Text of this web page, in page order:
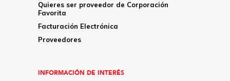
Quieres ser proveedor de Corporación
Favorita
Facturación Electrónica
Proveedores
INFORMACIÓN DE INTERÉS